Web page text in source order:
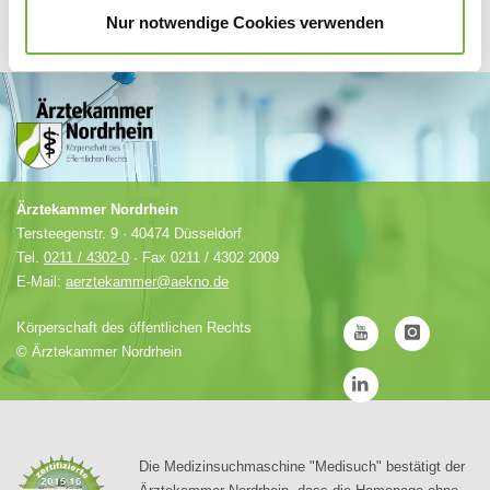
Nur notwendige Cookies verwenden
Ärztekammer Nordrhein
Tersteegenstr. 9 · 40474 Düsseldorf
Tel. 0211 / 4302-0 · Fax 0211 / 4302 2009
E-Mail: aerztekammer@aekno.de
Körperschaft des öffentlichen Rechts
© Ärztekammer Nordrhein
Die Medizinsuchmaschine "Medisuch" bestätigt der